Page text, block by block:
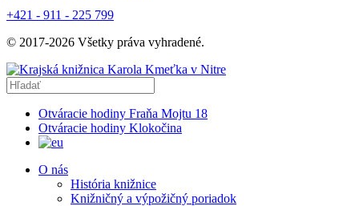
+421 - 911 - 225 799
© 2017-2026 Všetky práva vyhradené.
Otváracie hodiny Fraňa Mojtu 18
Otváracie hodiny Klokočina
O nás
História knižnice
Knižničný a výpožičný poriadok